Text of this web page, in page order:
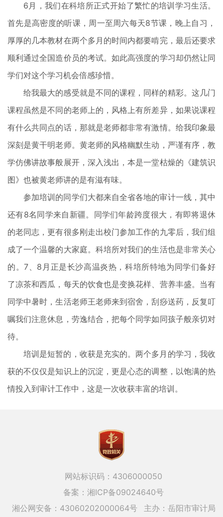
6月，我们在科培所正式开始了繁忙的培训学习生活。
首先是高密度的听课，周一至周六每天8节课，晚上自习，
厚厚的几本教材在两个多月的时间内都要啃完，最后还要求
顺利通过全国造价员的考试。如此高强度的学习却仍然让同
学们对这个学习机会倍感珍惜。
给我最大的感受就是不同的课程，同样的精彩。这几门
课程虽然是不同的老师上的，风格上有所差异，如果说课程
有什么共同点的话，那就是老师都非常有激情。给我印象最
深刻是黄干明老师。黄老师的风格幽默生动，严谨有序，教
学仿佛讲故事般展开，深入浅出，本是一堂枯燥的《建筑识
图》也被黄老师讲的是有滋有味。
参加培训的同学们大都来自全省各地的审计一线，其中
还有8名同学来自新疆。同学们年龄跨度很大，有即将退休
的老同志，更有很多刚走出校门参加工作的九零后，我们组
成了一个温馨的大家庭。科培所对我们的生活也是非常关心
的。7、8月正是长沙高温炎热，科培所特地为同学们备好
了凉茶和西瓜，每天的饮食也是变换花样、营养丰盛。当有
同学中暑时，生活老师王老师来到宿舍，刮痧送药，反复叮
嘱我们注意休息，劳逸结合，把每个同学如同孩子般亲切对
待。
培训是短暂的，收获是充实的。两个多月的学习，我收
获的不仅仅是知识上的沉淀，更是心态的调整，以饱满的热
情投入到审计工作中，这是一次收获丰富的培训。
网站标识码：4306000050
备案：湘ICP备09024640号
湘公网安备：43060202000064号
主办：岳阳市审计局